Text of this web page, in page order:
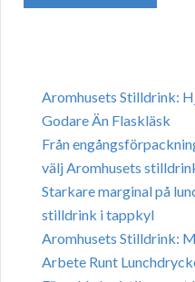
Aromhusets Stilldrink:
Godare Än Flaskläsk
Från
välj Aromhusets
Starkare marginal på
stilldrink i tappkyl
Aromhusets Stilldrink:
Arbete Runt